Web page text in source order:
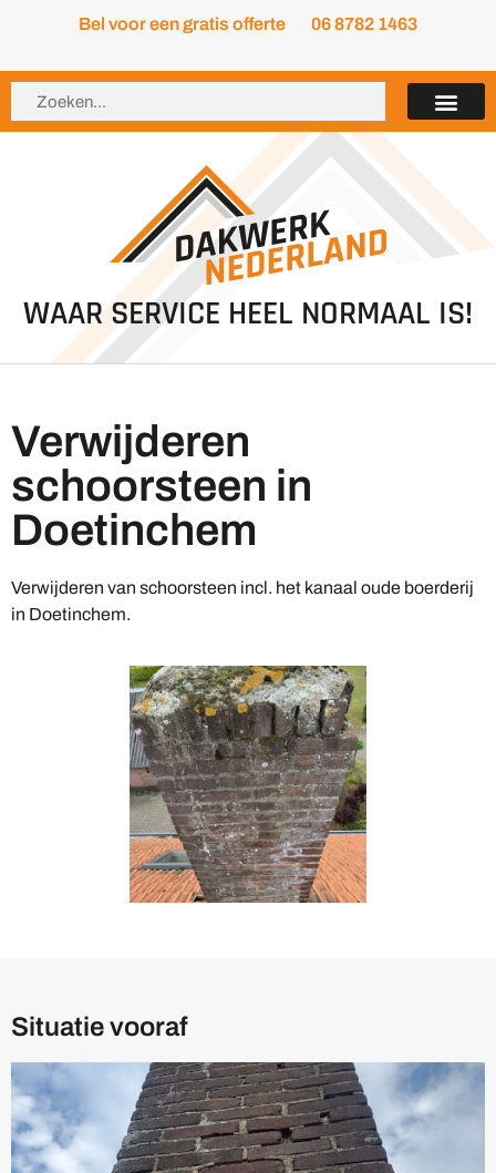
Bel voor een gratis offerte 06 8782 1463
WAAR SERVICE HEEL NORMAAL IS!
Verwijderen
schoorsteen in
Doetinchem
Verwijderen van schoorsteen incl. het kanaal oude boerderij
in Doetinchem.
Situatie vooraf